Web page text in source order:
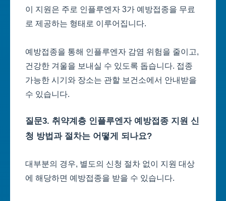
이 지원은 주로 인플루엔자 3가 예방접종을 무료
로 제공하는 형태로 이루어집니다.
예방접종을 통해 인플루엔자 감염 위험을 줄이고,
건강한 겨울을 보내실 수 있도록 돕습니다. 접종
가능한 시기와 장소는 관할 보건소에서 안내받을
수 있습니다.
질문3. 취약계층 인플루엔자 예방접종 지원 신
청 방법과 절차는 어떻게 되나요?
대부분의 경우, 별도의 신청 절차 없이 지원 대상
에 해당하면 예방접종을 받을 수 있습니다.